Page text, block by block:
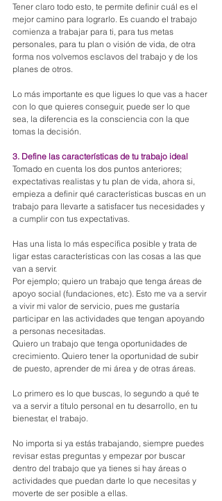
Tener claro todo esto, te permite definir cuál es el
mejor camino para lograrlo. Es cuando el trabajo
comienza a trabajar para ti, para tus metas
personales, para tu plan o visión de vida, de otra
forma nos volvemos esclavos del trabajo y de los
planes de otros.
Lo más importante es que ligues lo que vas a hacer
con lo que quieres conseguir, puede ser lo que
sea, la diferencia es la consciencia con la que
tomas la decisión.
3. Define las características de tu trabajo ideal
Tomado en cuenta los dos puntos anteriores;
expectativas realistas y tu plan de vida, ahora si,
empieza a definir qué características buscas en un
trabajo para llevarte a satisfacer tus necesidades y
a cumplir con tus expectativas.
Has una lista lo más específica posible y trata de
ligar estas características con las cosas a las que
van a servir.
Por ejemplo; quiero un trabajo que tenga áreas de
apoyo social (fundaciones, etc). Esto me va a servir
a vivir mi valor de servicio, pues me gustaría
participar en las actividades que tengan apoyando
a personas necesitadas.
Quiero un trabajo que tenga oportunidades de
crecimiento. Quiero tener la oportunidad de subir
de puesto, aprender de mi área y de otras áreas.
Lo primero es lo que buscas, lo segundo a qué te
va a servir a título personal en tu desarrollo, en tu
bienestar, el trabajo.
No importa si ya estás trabajando, siempre puedes
revisar estas preguntas y empezar por buscar
dentro del trabajo que ya tienes si hay áreas o
actividades que puedan darte lo que necesitas y
moverte de ser posible a ellas.